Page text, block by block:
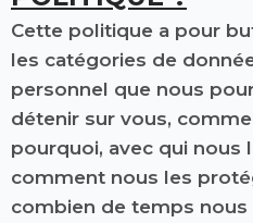
Cette politique a pour
les catégories de
personnel que nous
détenir sur vous,
pourquoi, avec qui nous
comment nous les
combien de temps